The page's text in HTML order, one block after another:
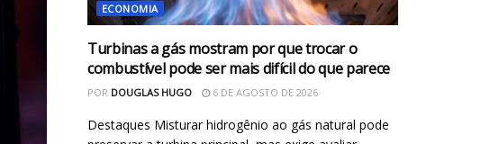
ECONOMIA
Turbinas a gás mostram por que trocar o
combustível pode ser mais difícil do que parece
POR DOUGLAS HUGO 6 DE AGOSTO DE 2026
Destaques Misturar hidrogênio ao gás natural pode